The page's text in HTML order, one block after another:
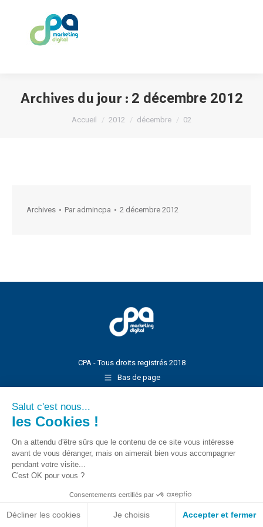
Archives du jour : 2 décembre 2012
Vous êtes ici :
Accueil 2012 décembre 02
Archives Par admincpa 2 décembre 2012
CPA - Tous droits registrés 2018
Bas de page
Salut c'est nous...
les Cookies !
On a attendu d'être sûrs que le contenu de ce site vous intéresse
avant de vous déranger, mais on aimerait bien vous accompagner
pendant votre visite...
C'est OK pour vous ?
Consentements certifiés par
Décliner les cookies Je choisis Accepter et fermer